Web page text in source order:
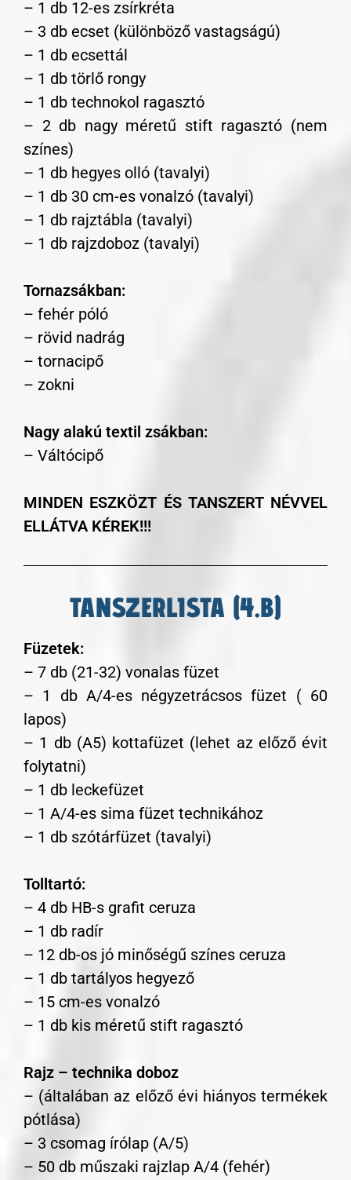
– 1 db 12-es zsírkréta
– 3 db ecset (különböző vastagságú)
– 1 db ecsettál
– 1 db törlő rongy
– 1 db technokol ragasztó
– 2 db nagy méretű stift ragasztó (nem
színes)
– 1 db hegyes olló (tavalyi)
– 1 db 30 cm-es vonalzó (tavalyi)
– 1 db rajztábla (tavalyi)
– 1 db rajzdoboz (tavalyi)
Tornazsákban:
– fehér póló
– rövid nadrág
– tornacipő
– zokni
Nagy alakú textil zsákban:
– Váltócipő
MINDEN ESZKÖZT ÉS TANSZERT NÉVVEL
ELLÁTVA KÉREK!!!
TANSZERLISTA (4.B)
Füzetek:
– 7 db (21-32) vonalas füzet
– 1 db A/4-es négyzetrácsos füzet ( 60
lapos)
– 1 db (A5) kottafüzet (lehet az előző évit
folytatni)
– 1 db leckefüzet
– 1 A/4-es sima füzet technikához
– 1 db szótárfüzet (tavalyi)
Tolltartó:
– 4 db HB-s grafit ceruza
– 1 db radír
– 12 db-os jó minőségű színes ceruza
– 1 db tartályos hegyező
– 15 cm-es vonalzó
– 1 db kis méretű stift ragasztó
Rajz – technika doboz
– (általában az előző évi hiányos termékek
pótlása)
– 3 csomag írólap (A/5)
– 50 db műszaki rajzlap A/4 (fehér)